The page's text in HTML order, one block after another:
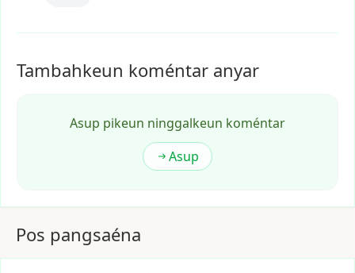
Tambahkeun koméntar anyar
Asup pikeun ninggalkeun koméntar
Asup
Pos pangsaéna